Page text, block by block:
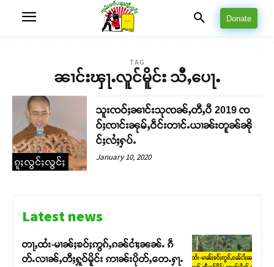
Donate
TAG
ၼၢင်းၾႃႉလူင်မိူင်း သီႇပေႃႉ
ၵူႈလွင်ႈလွင်ႈ
သူးၸဝ်ႈၼၢင်းသုၸၼ်ႇတီႇပီ 2019 ၸ
ဝ်ႈၸၢင်းၼုမ်ႇဝဵင်းတၢင်ႉယၢၼ်းတူၼ်ၼို
င်ႈလႆႈႁပ်ႉ
January 10, 2020
Latest news
တႃႇထႆး-မၢၼ်ႈၶဝ်ႈဢွၵ်ႇၵၼ်ငၢႆႈၼၼ်ႉ ၵဵ
တ်ႉလၢၼ်ႇတီႈႁူဝ်မိူင်း ဢၢၼ်းပိုတ်ႇတေႉႁႃႉ